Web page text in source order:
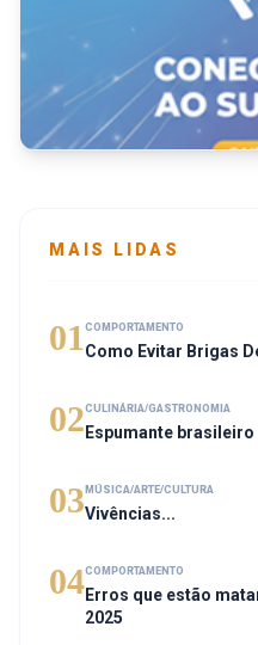
MAIS LIDAS
01 COMPORTAMENTO
Como Evitar Brigas
02CULINÁRIA/GASTRONOMIA
Espumante
03 MÚSICA/ARTE/CULTURA
Vivências...
04COMPORTAMENTO
Erros que estão
2025